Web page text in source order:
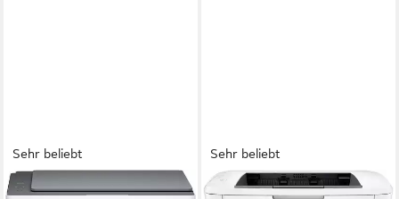
Sehr beliebt
HP
Sehr beliebt